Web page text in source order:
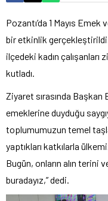
Pozantı’da 1 Mayıs Emek
bir etkinlik gerçekleştirildi.
ilçedeki kadın çalışanları
kutladı.
Ziyaret sırasında Başkan
emeklerine duyduğu
toplumumuzun temel
yaptıkları katkılarla
Bugün, onların alın terini
buradayız,” dedi.